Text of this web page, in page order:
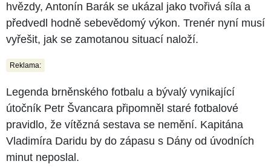
hvězdy, Antonín Barák se ukázal jako tvořivá síla a
předvedl hodně sebevědomý výkon. Trenér nyní musí
vyřešit, jak se zamotanou situací naloží.
Reklama:
Legenda brněnského fotbalu a bývalý vynikající
útočník Petr Švancara připomněl staré fotbalové
pravidlo, že vítězná sestava se nemění. Kapitána
Vladimíra Daridu by do zápasu s Dány od úvodních
minut neposlal.